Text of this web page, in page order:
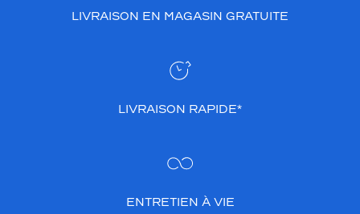
LIVRAISON EN MAGASIN GRATUITE
LIVRAISON RAPIDE*
ENTRETIEN À VIE